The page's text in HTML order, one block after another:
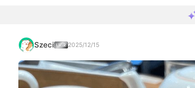
Szeci 2025/12/15